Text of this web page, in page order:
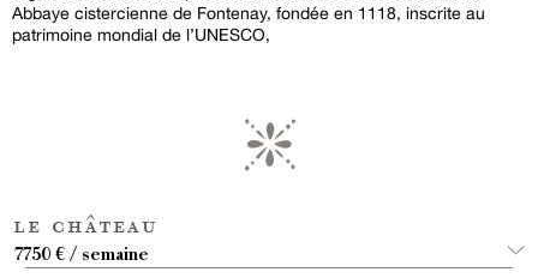
Abbaye cistercienne de Fontenay, fondée en 1118, inscrite au
patrimoine mondial de l’UNESCO,
le château
7750 € / semaine